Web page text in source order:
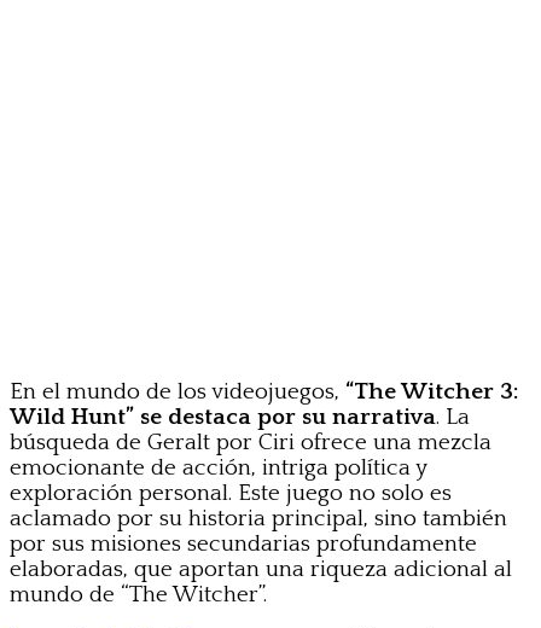
En el mundo de los videojuegos, “The Witcher 3:
Wild Hunt” se destaca por su narrativa. La
búsqueda de Geralt por Ciri ofrece una mezcla
emocionante de acción, intriga política y
exploración personal. Este juego no solo es
aclamado por su historia principal, sino también
por sus misiones secundarias profundamente
elaboradas, que aportan una riqueza adicional al
mundo de “The Witcher”.